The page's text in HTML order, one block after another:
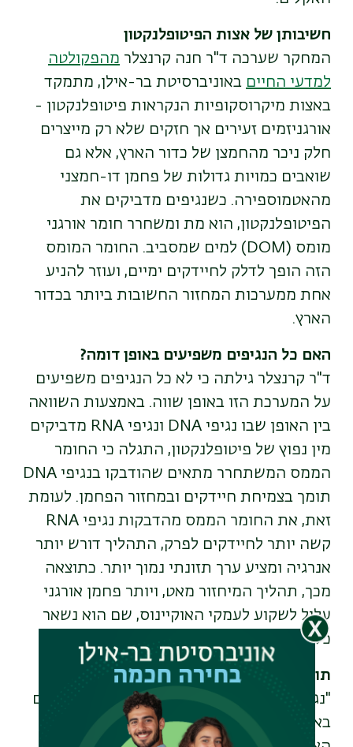
חשיבותן של אצות הפיטופלנקטון
המחקר שערכה ד"ר חנה קרנצלר מהפקולטה
למדעי החיים באוניברסיטת בר-אילן, מתמקד
באצות מיקרוסקופיות הנקראות פיטופלנקטון -
אורגניזמים זעירים אך חזקים שלא רק מייצרים
חלק ניכר מהחמצן של כדור הארץ, אלא גם
שואבים כמויות גדולות של פחמן דו-חמצני
מהאטמוספירה. כשנגיפים מדביקים את
הפיטופלנקטון, הוא מת ומשחרר חומר אורגני
מומס (DOM)
למים שמסביב. החומר המומס
הזה הופך לדלק לחיידקים ימיים, ועוזר להניע
אחת ממערכות המחזור החשובות ביותר בכדור
הארץ.
האם כל הנגיפים משפיעים באופן דומה?
ד"ר קרנצלר גילתה כי לא כל הנגיפים משפיעים
על המערכת הזו באופן שווה. באמצעות השוואה
בין האופן שבו נגיפי
ונגיפי
מדביקים
מין נפוץ של פיטופלנקטון, התגלה כי החומר
הממס המשתחרר מתאים שהודבקו בנגיפי
תומך בצמיחת חיידקים ובמחזור הפחמן. לעומת
זאת, את החומר הממס מהדבקות נגיפי
קשה יותר לחיידקים לפרק, התהליך דורש יותר
אנרגיה ומציע ערך תזונתי נמוך יותר. כתוצאה
מכך, תהליך המיחזור מאט, ויותר פחמן אורגני
עלול לשקוע לעמקי האוקיינוס, שם הוא נשאר
כלוא לתקופות ארוכות יותר
תובנות חדשות על ויסות האקלים
"נגיפים לא רק הורגים פיטופלנקטון; הם משנים
באופן יסודי את הדרך שבה פחמן נע דרך